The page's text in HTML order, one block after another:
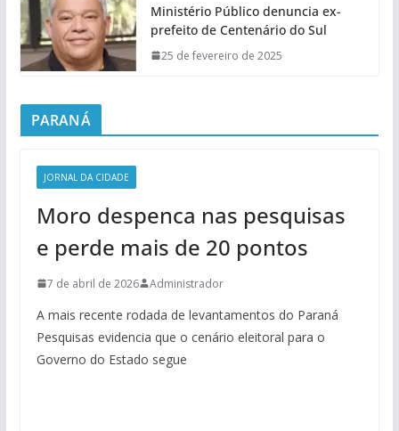
Ministério Público denuncia ex-
prefeito de Centenário do Sul
25 de fevereiro de 2025
PARANÁ
JORNAL DA CIDADE
Moro despenca nas pesquisas
e perde mais de 20 pontos
7 de abril de 2026 Administrador
A mais recente rodada de levantamentos do Paraná
Pesquisas evidencia que o cenário eleitoral para o
Governo do Estado segue